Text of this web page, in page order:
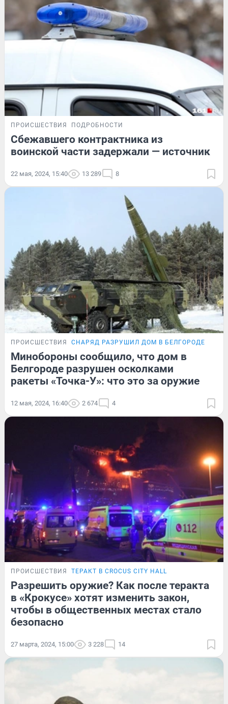
ПРОИСШЕСТВИЯ ПОДРОБНОСТИ
Сбежавшего контрактника из
воинской части задержали — источник
22 мая, 2024, 15:40 13 289 8
ПРОИСШЕСТВИЯ СНАРЯД РАЗРУШИЛ ДОМ В БЕЛГОРОДЕ
Минобороны сообщило, что дом в
Белгороде разрушен осколками
ракеты «Точка-У»: что это за оружие
12 мая, 2024, 16:40 2 674 4
ПРОИСШЕСТВИЯ ТЕРАКТ В CROCUS CITY HALL
Разрешить оружие? Как после теракта
в «Крокусе» хотят изменить закон,
чтобы в общественных местах стало
безопасно
27 марта, 2024, 15:00 3 228 14